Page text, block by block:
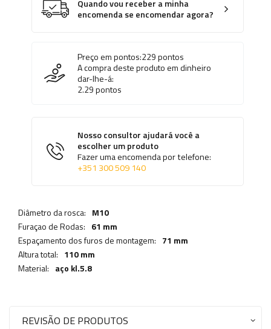
Quando vou receber a minha
encomenda se encomendar agora?
Preço em pontos:229pontos
A compra deste produto em dinheiro
dar-lhe-á:
2.29pontos
Nosso consultor ajudará você a
escolher um produto
Fazer uma encomenda por telefone:
+351 300 509 140
Diâmetro da rosca: M10
Furaçao de Rodas: 61 mm
Espaçamento dos furos de montagem: 71 mm
Altura total: 110 mm
Material: aço kl.5.8
REVISÃO DE PRODUTOS